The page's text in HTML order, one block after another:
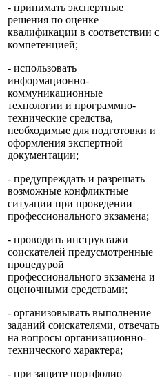
- принимать экспертные
решения по оценке
квалификации в соответствии с
компетенцией;
- использовать
информационно-
коммуникационные
технологии и программно-
технические средства,
необходимые для подготовки и
оформления экспертной
документации;
- предупреждать и разрешать
возможные конфликтные
ситуации при проведении
профессионального экзамена;
- проводить инструктажи
соискателей предусмотренные
процедурой
профессионального экзамена и
оценочными средствами;
- организовывать выполнение
заданий соискателями, отвечать
на вопросы организационно-
технического характера;
- при защите портфолио